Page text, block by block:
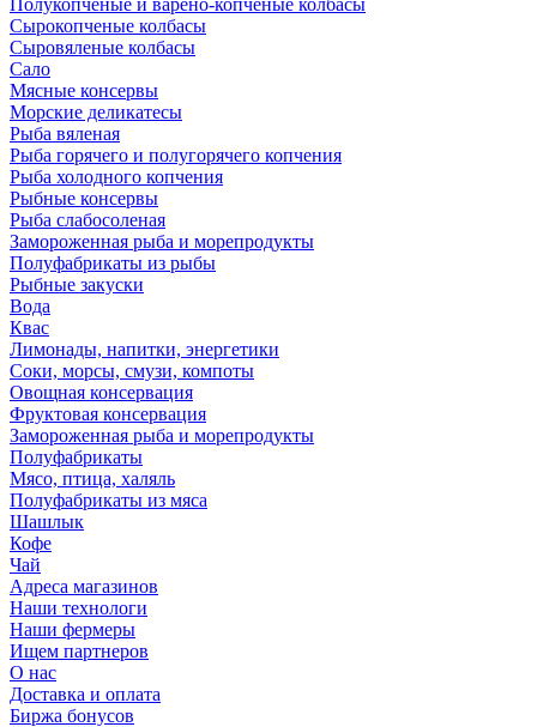
Полукопченые и варено-копченые колбасы
Сырокопченые колбасы
Сыровяленые колбасы
Сало
Мясные консервы
Морские деликатесы
Рыба вяленая
Рыба горячего и полугорячего копчения
Рыба холодного копчения
Рыбные консервы
Рыба слабосоленая
Замороженная рыба и морепродукты
Полуфабрикаты из рыбы
Рыбные закуски
Вода
Квас
Лимонады, напитки, энергетики
Соки, морсы, смузи, компоты
Овощная консервация
Фруктовая консервация
Замороженная рыба и морепродукты
Полуфабрикаты
Мясо, птица, халяль
Полуфабрикаты из мяса
Шашлык
Кофе
Чай
Адреса магазинов
Наши технологи
Наши фермеры
Ищем партнеров
О нас
Доставка и оплата
Биржа бонусов